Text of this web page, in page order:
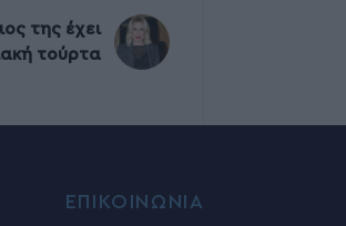
της έχει
τούρτα
ΕΠΙΚΟΙΝΩΝΙΑ